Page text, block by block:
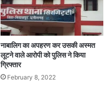
नाबालिग का अपहरण कर उसकी अस्मत
लूटने वाले आरोपी को पुलिस ने किया
ग्रिफ्तार
February 8, 2022